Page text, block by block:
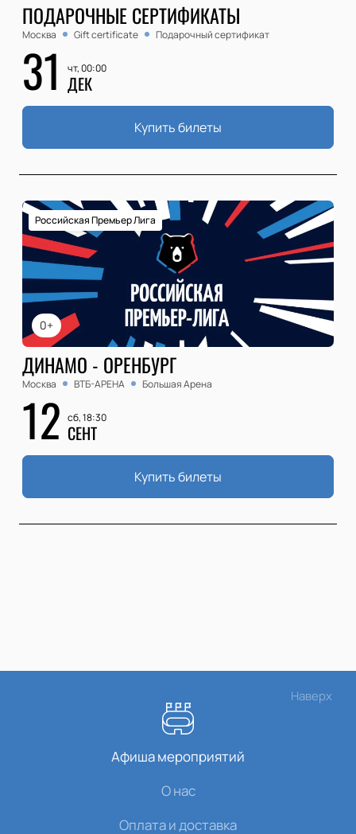
ПОДАРОЧНЫЕ СЕРТИФИКАТЫ
Москва Gift certificate Подарочный сертификат
31 чт, 00:00
ДЕК
Купить билеты
0+
Российская Премьер Лига
ДИНАМО - ОРЕНБУРГ
Москва ВТБ-АРЕНА Большая Арена
12 сб, 18:30
СЕНТ
Купить билеты
Наверх
Афиша мероприятий
О нас
Оплата и доставка